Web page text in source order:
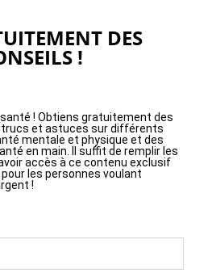
DES
!
! Obtiens gratuitement des
et astuces sur différents
mentale et physique et des
en main. Il suffit de remplir les
accès à ce contenu exclusif
les personnes voulant
!